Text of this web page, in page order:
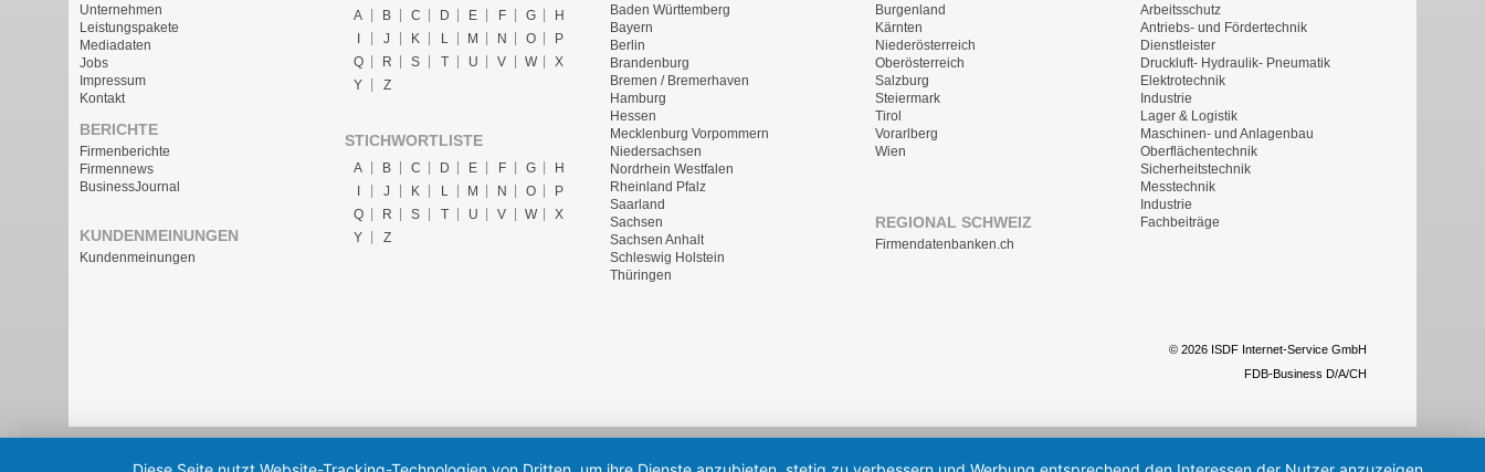
Unternehmen
Leistungspakete
Mediadaten
Jobs
Impressum
Kontakt
BERICHTE
Firmenberichte
Firmennews
BusinessJournal
KUNDENMEINUNGEN
Kundenmeinungen
A B C D E F G
H
I
J K L M N O
P
Q
R S T U V W
X
Y
Z
STICHWORTLISTE
A B C D E F G
H
I
J K L M N O
P
Q
R S T U V W
X
Y
Z
Baden Württemberg
Bayern
Berlin
Brandenburg
Bremen / Bremerhaven
Hamburg
Hessen
Mecklenburg Vorpommern
Niedersachsen
Nordrhein Westfalen
Rheinland Pfalz
Saarland
Sachsen
Sachsen Anhalt
Schleswig Holstein
Thüringen
Burgenland
Kärnten
Niederösterreich
Oberösterreich
Salzburg
Steiermark
Tirol
Vorarlberg
Wien
REGIONAL SCHWEIZ
Firmendatenbanken.ch
Arbeitsschutz
Antriebs- und Fördertechnik
Dienstleister
Druckluft- Hydraulik- Pneumatik
Elektrotechnik
Industrie
Lager & Logistik
Maschinen- und Anlagenbau
Oberflächentechnik
Sicherheitstechnik
Messtechnik
Industrie
Fachbeiträge
© 2026 ISDF Internet-Service GmbH
FDB-Business D/A/CH